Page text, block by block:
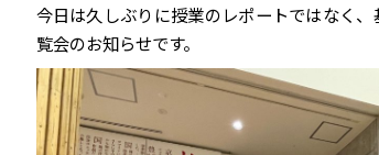
今日は久しぶりに授業のレポートではなく
覧会のお知らせです。